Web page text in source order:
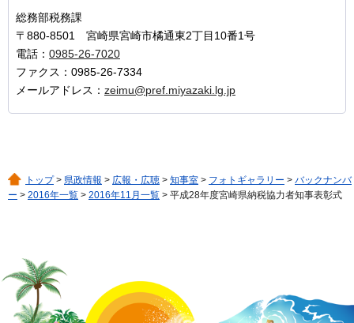
総務部税務課
〒880-8501 宮崎県宮崎市橘通東2丁目10番1号
電話： 0985-26-7020
ファクス：0985-26-7334
メールアドレス： zeimu@pref.miyazaki.lg.jp
トップ> 県政情報 > 広報・広聴 > 知事室 > フォトギャラリー > バックナンバ
ー > 2016年一覧 > 2016年11月一覧 > 平成28年度宮崎県納税協力者知事表彰式